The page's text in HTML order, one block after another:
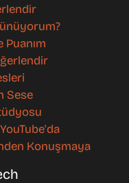
Puanım
Sese
Konuşmaya